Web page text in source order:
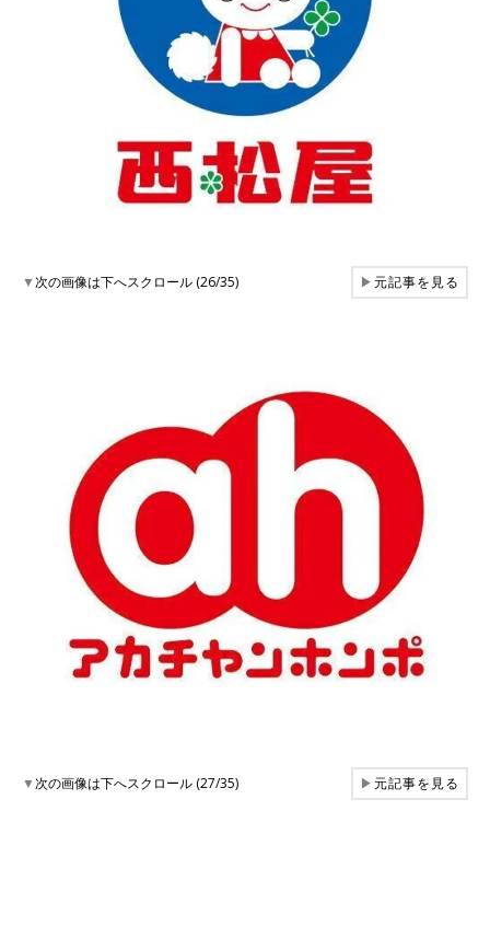
▼次の画像は下へスクロール (26/35) ▶元記事を見る
▼次の画像は下へスクロール (27/35) ▶元記事を見る